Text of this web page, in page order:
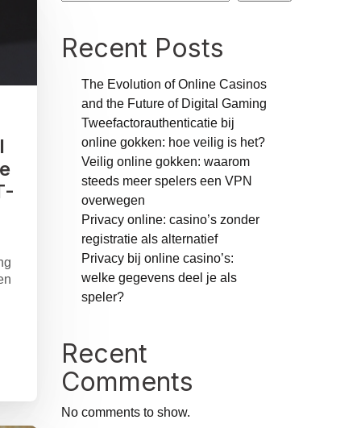
Recent Posts
The Evolution of Online Casinos
and the Future of Digital Gaming
Tweefactorauthenticatie bij
online gokken: hoe veilig is het?
Veilig online gokken: waarom
steeds meer spelers een VPN
overwegen
Privacy online: casino’s zonder
registratie als alternatief
Privacy bij online casino’s:
welke gegevens deel je als
speler?
Recent
Comments
No comments to show.